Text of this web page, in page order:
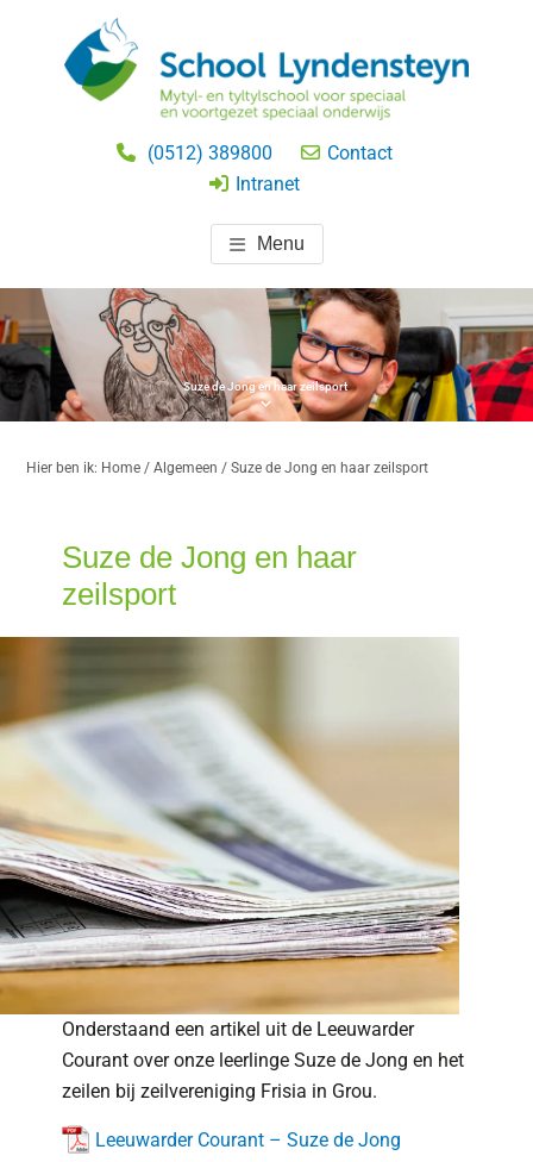
SCHOOL LYNDENSTEYN
BEETSTERZWAAG
(0512) 389800
Contact
Intranet
Menu
Suze de Jong en haar zeilsport
Hier ben ik: Home /Algemeen / Suze de Jong en haar zeilsport
Suze de Jong en haar
zeilsport
Onderstaand een artikel uit de Leeuwarder
Courant over onze leerlinge Suze de Jong en het
zeilen bij zeilvereniging Frisia in Grou.
Leeuwarder Courant – Suze de Jong